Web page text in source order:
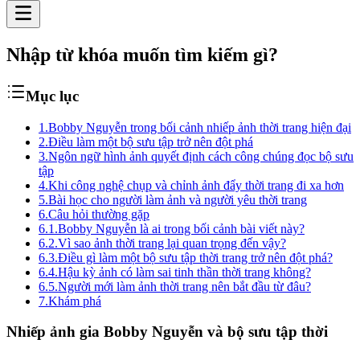
Nhập từ khóa muốn tìm kiếm gì?
Mục lục
1.Bobby Nguyễn trong bối cảnh nhiếp ảnh thời trang hiện đại
2.Điều làm một bộ sưu tập trở nên đột phá
3.Ngôn ngữ hình ảnh quyết định cách công chúng đọc bộ sưu
tập
4.Khi công nghệ chụp và chỉnh ảnh đẩy thời trang đi xa hơn
5.Bài học cho người làm ảnh và người yêu thời trang
6.Câu hỏi thường gặp
6.1.Bobby Nguyễn là ai trong bối cảnh bài viết này?
6.2.Vì sao ảnh thời trang lại quan trọng đến vậy?
6.3.Điều gì làm một bộ sưu tập thời trang trở nên đột phá?
6.4.Hậu kỳ ảnh có làm sai tinh thần thời trang không?
6.5.Người mới làm ảnh thời trang nên bắt đầu từ đâu?
7.Khám phá
Nhiếp ảnh gia Bobby Nguyễn và bộ sưu tập thời